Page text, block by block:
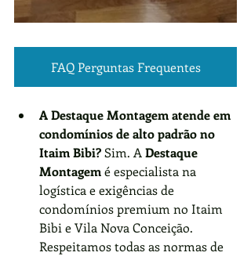
FAQ Perguntas Frequentes
A Destaque Montagem atende em
condomínios de alto padrão no
Itaim Bibi? Sim. A Destaque
Montagem é especialista na
logística e exigências de
condomínios premium no Itaim
Bibi e Vila Nova Conceição.
Respeitamos todas as normas de